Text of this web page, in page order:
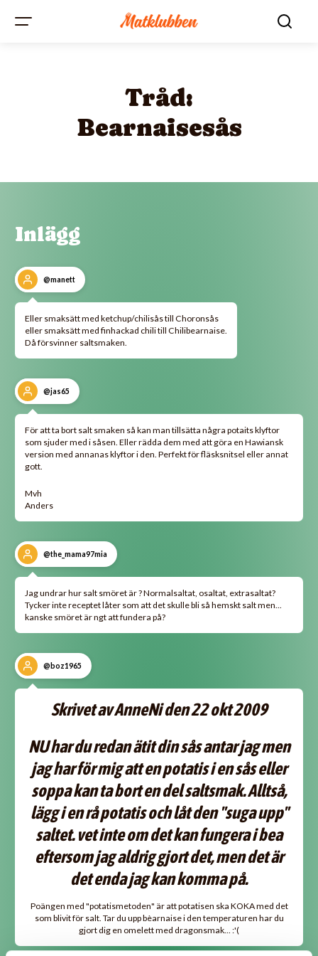
Tråd:
Bearnaisesås
Inlägg
@manett
Eller smaksätt med ketchup/chilisås till Choronsås
eller smaksätt med finhackad chili till Chilibearnaise.
Då försvinner saltsmaken.
@jas65
För att ta bort salt smaken så kan man tillsätta några potaits klyftor
som sjuder med i såsen. Eller rädda dem med att göra en Hawiansk
version med annanas klyftor i den. Perfekt för fläsksnitsel eller annat
gott.
Mvh
Anders
@the_mama97mia
Jag undrar hur salt smöret är ? Normalsaltat, osaltat, extrasaltat?
Tycker inte receptet låter som att det skulle bli så hemskt salt men...
kanske smöret är ngt att fundera på?
@boz1965
Skrivet av AnneNi den 22 okt 2009
NU har du redan ätit din sås antar jag men
jag har för mig att en potatis i en sås eller
soppa kan ta bort en del saltsmak. Alltså,
lägg i en rå potatis och låt den "suga upp"
saltet. vet inte om det kan fungera i bea
eftersom jag aldrig gjort det, men det är
det enda jag kan komma på.
Poängen med "potatismetoden" är att potatisen ska KOKA med det
som blivit för salt. Tar du upp bèarnaise i den temperaturen har du
gjort dig en omelett med dragonsmak... :'(